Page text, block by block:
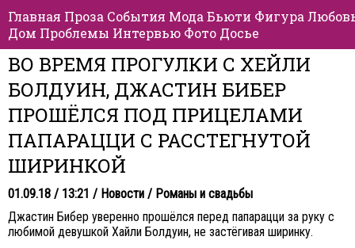
Главная Проза События Мода Бьюти Фигура
Дом Проблемы Интервью Фото Досье
ВО ВРЕМЯ ПРОГУЛКИ С ХЕЙЛИ
БОЛДУИН, ДЖАСТИН БИБЕР
ПРОШЁЛСЯ ПОД ПРИЦЕЛАМИ
ПАПАРАЦЦИ С РАССТЕГНУТОЙ
ШИРИНКОЙ
01.09.18 / 13:21 / Новости / Романы и свадьбы
Джастин Бибер уверенно прошёлся перед папарацци за руку с
любимой девушкой Хайли Болдуин, не застёгивая ширинку.